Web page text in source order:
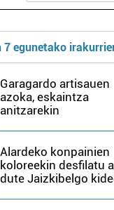
7 egunetako
Garagardo artisauen
azoka, eskaintza
anitzarekin
Alardeko konpainien
koloreekin desfilatu
dute Jaizkibelgo